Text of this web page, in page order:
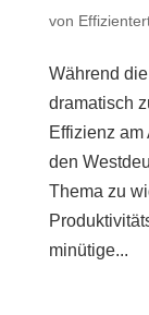
von
Während
dramatisch
Effizienz
den
Thema zu
minütige...